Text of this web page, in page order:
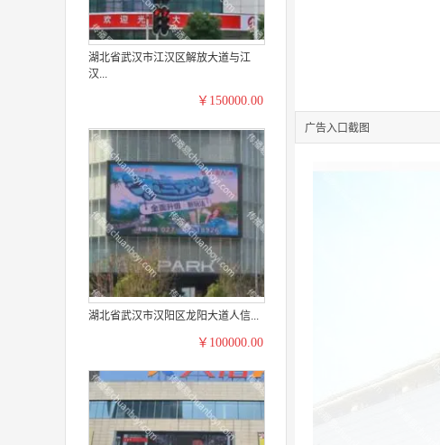
湖北省武汉市江汉区解放大道与江
汉...
￥150000.00
湖北省武汉市汉阳区龙阳大道人信...
￥100000.00
广告入口截图